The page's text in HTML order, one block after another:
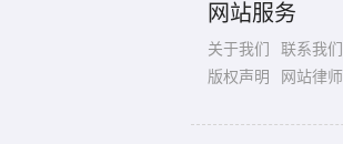
网站服务
关于我们 联系我们
版权声明
网站律师